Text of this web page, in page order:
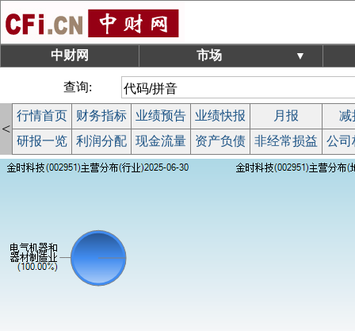
中财网 市场 ▼
查询:
<
行情首页 财务指标 业绩预告 业绩快报 月报
减
研报一览
利润分配 现金流量 资产负债 非经常损益 公司